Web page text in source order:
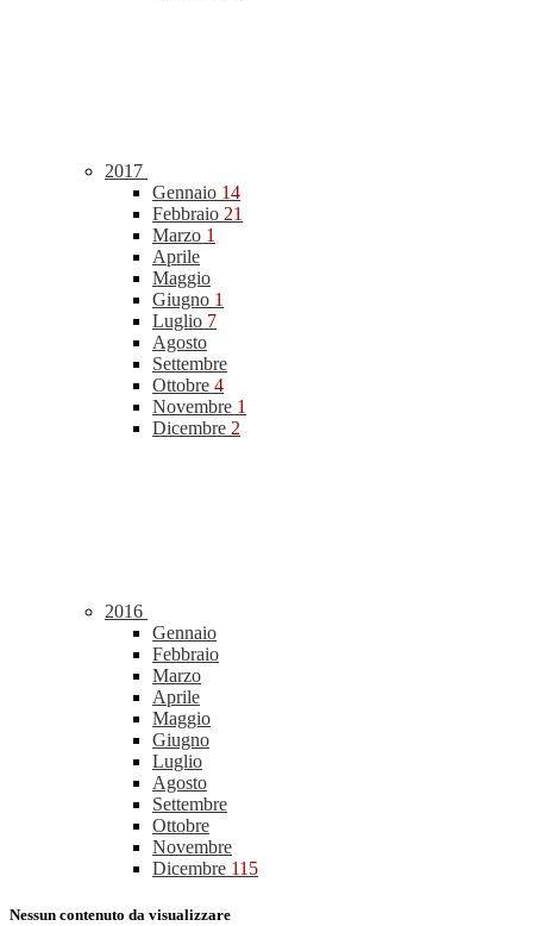
2017
Gennaio 14
Febbraio 21
Marzo 1
Aprile
Maggio
Giugno 1
Luglio 7
Agosto
Settembre
Ottobre 4
Novembre 1
Dicembre 2
2016
Gennaio
Febbraio
Marzo
Aprile
Maggio
Giugno
Luglio
Agosto
Settembre
Ottobre
Novembre
Dicembre 115
Nessun contenuto da visualizzare